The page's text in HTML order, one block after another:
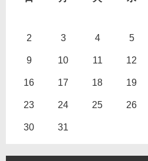
2 3 4 5
9 10 11 12
16 17 18 19
23 24 25 26
30 31